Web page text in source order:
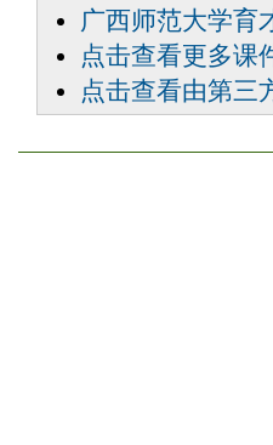
广西师范大学育
点击查看更多课
点击查看由第三